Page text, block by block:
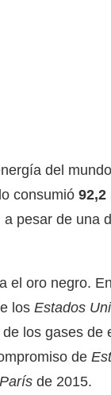
del
consumió
pesar de una
el oro negro.
los Estados
los gases de
de
París de 2015.